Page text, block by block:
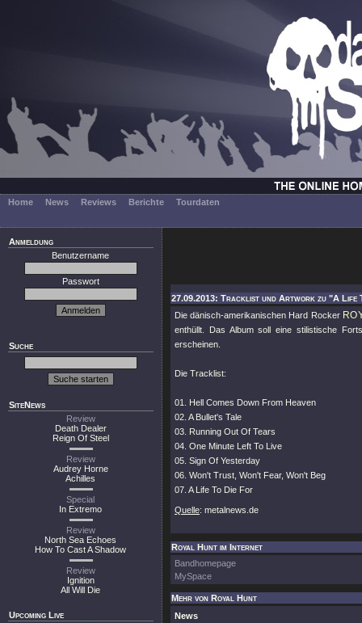
Home News Reviews Berichte Tourdaten
Anmeldung
Benutzername
Passwort
Suche
SiteNews
Review
Death Dealer
Reign Of Steel
Review
Audrey Horne
Achilles
Special
In Extremo
Review
North Sea Echoes
How To Cast A Shadow
Review
Ignition
All Will Die
Upcoming Live
27.09.2013: Tracklist und Artwork zu "A Life
Die dänisch-amerikanischen Hard Rocker
enthüllt. Das Album soll eine stilistische
erscheinen.
Die Tracklist:
01. Hell Comes Down From Heaven
02. A Bullet's Tale
03. Running Out Of Tears
04. One Minute Left To Live
05. Sign Of Yesterday
06. Won't Trust, Won't Fear, Won't Beg
07. A Life To Die For
Quelle: metalnews.de
Royal Hunt im Internet
Bandhomepage
MySpace
Mehr von Royal Hunt
News